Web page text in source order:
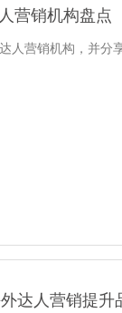
营销机构盘点
人营销机构，并分
达人营销提升